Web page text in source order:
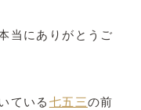
当にありがとうご
ている 七五三の前